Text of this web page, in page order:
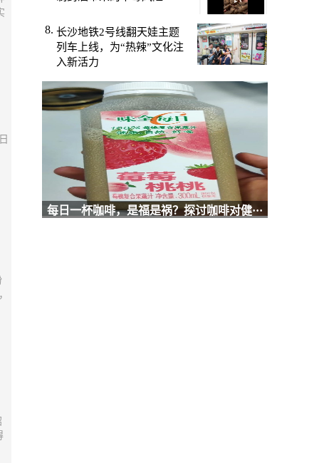
长沙地铁2号线翻天娃主题
列车上线，为“热辣”文化注
入新活力
每日一杯咖啡，是福是祸？探讨咖啡对健···